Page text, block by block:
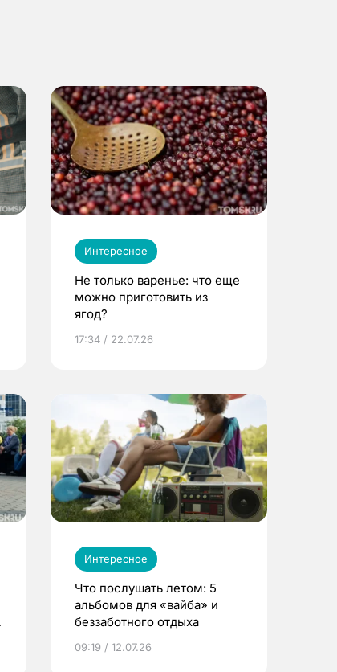
Интересное
Не только варенье: что еще
можно приготовить из
ягод?
17:34 / 22.07.26
Интересное
Что послушать летом: 5
альбомов для «вайба» и
беззаботного отдыха
09:19 / 12.07.26